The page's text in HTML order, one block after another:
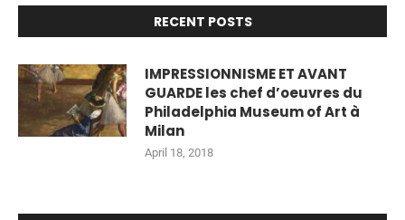
RECENT POSTS
IMPRESSIONNISME ET AVANT
GUARDE les chef d’oeuvres du
Philadelphia Museum of Art à
Milan
April 18, 2018